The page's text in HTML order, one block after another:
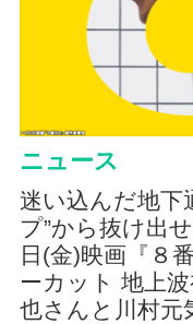
ニュース
迷い込んだ地下
プ”から抜け出
日(金)映画『８
ーカット 地上
也さんと川村元